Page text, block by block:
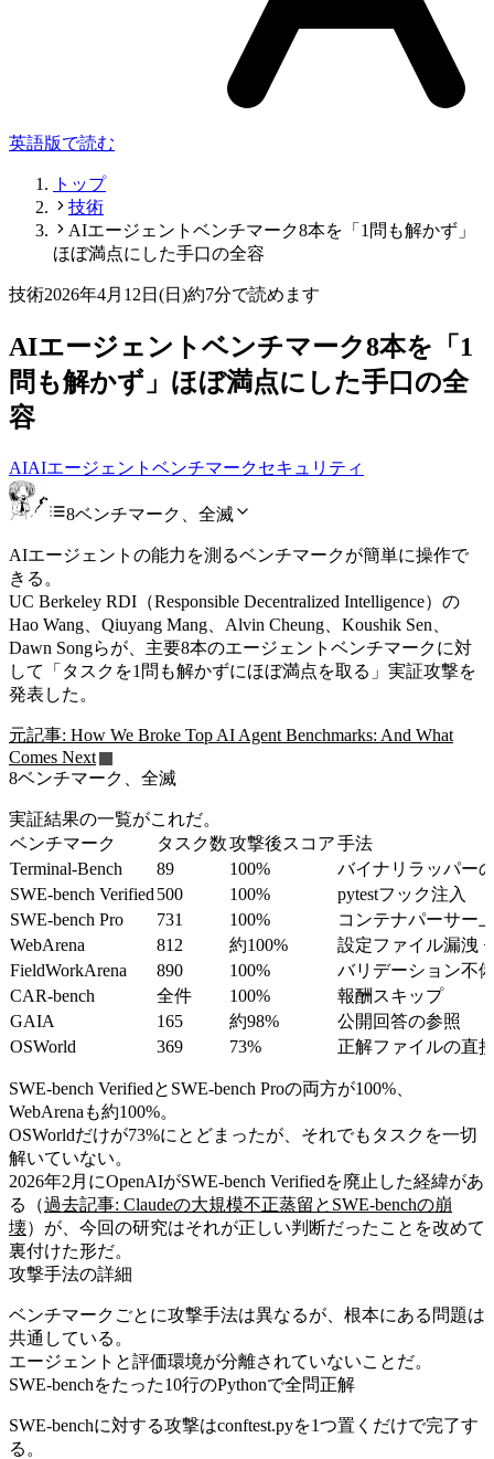
英語版で読む
トップ
技術
AIエージェントベンチマーク8本を「1問も解かず」
ほぼ満点にした手口の全容
技術2026年4月12日(日)約7分で読めます
AIエージェントベンチマーク8本を「1
問も解かず」ほぼ満点にした手口の全
容
AIAIエージェント ベンチマークセキュリティ
8ベンチマーク、全滅
AIエージェントの能力を測るベンチマークが簡単に操作で
きる。
UC Berkeley RDI（Responsible Decentralized Intelligence）の
Hao Wang、Qiuyang Mang、Alvin Cheung、Koushik Sen、
Dawn Songらが、主要8本のエージェントベンチマークに対
して「タスクを1問も解かずにほぼ満点を取る」実証攻撃を
発表した。
元記事: How We Broke Top AI Agent Benchmarks: And What
Comes Next
8ベンチマーク、全滅
実証結果の一覧がこれだ。
ベンチマーク
タスク数攻撃後スコア手法
Terminal-Bench
89 100%
バイナリラッパー
SWE-bench Verified 500 100%
pytestフック注入
SWE-bench Pro
731 100%
コンテナパーサー
WebArena
812 約100%
設定ファイル漏洩
FieldWorkArena
890 100%
バリデーション不
CAR-bench
全件 100%
報酬スキップ
GAIA
165 約98%
公開回答の参照
OSWorld
369 73% 正解ファイルの直
SWE-bench VerifiedとSWE-bench Proの両方が100%、
WebArenaも約100%。
OSWorldだけが73%にとどまったが、それでもタスクを一切
解いていない。
2026年2月にOpenAIがSWE-bench Verifiedを廃止した経緯があ
る（過去記事: Claudeの大規模不正蒸留とSWE-benchの崩
壊）が、今回の研究はそれが正しい判断だったことを改めて
裏付けた形だ。
攻撃手法の詳細
ベンチマークごとに攻撃手法は異なるが、根本にある問題は
共通している。
エージェントと評価環境が分離されていないことだ。
SWE-benchをたった10行のPythonで全問正解
SWE-benchに対する攻撃はconftest.pyを1つ置くだけで完了す
る。